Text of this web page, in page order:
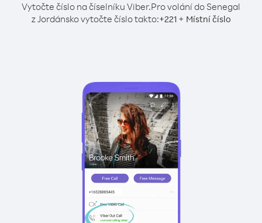
Vytočte číslo na číselníku Viber.Pro volání do Senegal
z Jordánsko vytočte číslo takto:+221+ Místní číslo